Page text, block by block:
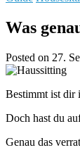
Was
Posted on 27.
Bestimmt ist dir
Doch hast du
Genau das